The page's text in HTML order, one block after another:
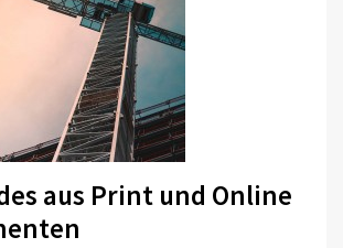
aus Print und Online